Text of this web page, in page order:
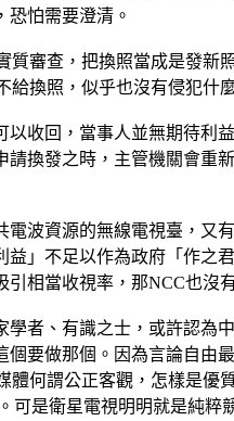
怕需要澄清。
審查，把換照當成是發
換照，似乎也沒有侵犯什
收回，當事人並無期待利
換發之時，主管機關會重
波資源的無線電視臺，又
」不足以作為政府「作之
相當收視率，那NCC也沒
者、有識之士，或許認為
要做那個。因為言論自由
何謂公正客觀，怎樣是
是衛星電視明明就是純